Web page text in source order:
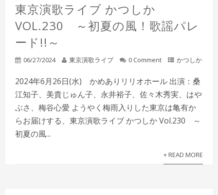
東京演歌ライブ かつしか
VOL.230 ～初夏の風！歌謡パレ
ード!!～
06/27/2024 東京演歌ライブ 0 Comment かつしか
2024年6月26日(水) かめありリリオホール 出演：桑
江知子、美貴じゅん子、永井裕子、佐々木秀実、はや
ぶさ、梅谷心愛 ようやく梅雨入りした東京は亀有か
らお届けする、東京演歌ライブ かつしか Vol.230 ～
初夏の風...
+ READ MORE